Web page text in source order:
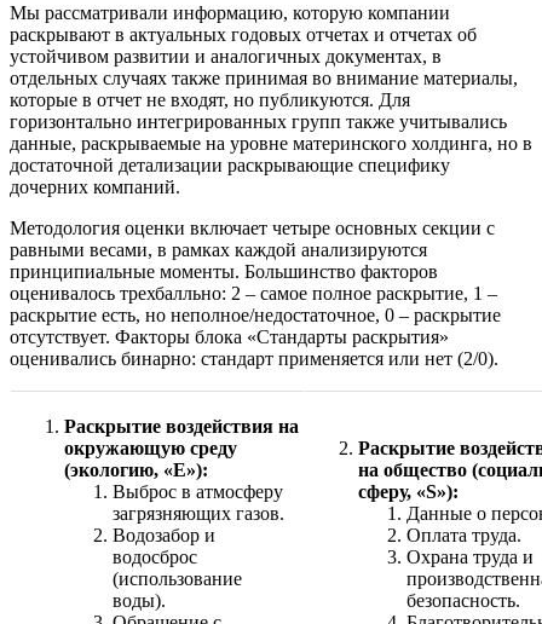
Мы рассматривали информацию, которую компании
раскрывают в актуальных годовых отчетах и отчетах об
устойчивом развитии и аналогичных документах, в
отдельных случаях также принимая во внимание материалы,
которые в отчет не входят, но публикуются. Для
горизонтально интегрированных групп также учитывались
данные, раскрываемые на уровне материнского холдинга, но в
достаточной детализации раскрывающие специфику
дочерних компаний.
Методология оценки включает четыре основных секции с
равными весами, в рамках каждой анализируются
принципиальные моменты. Большинство факторов
оценивалось трехбалльно: 2 – самое полное раскрытие, 1 –
раскрытие есть, но неполное/недостаточное, 0 – раскрытие
отсутствует. Факторы блока «Стандарты раскрытия»
оценивались бинарно: стандарт применяется или нет (2/0).
Раскрытие воздействия на
окружающую среду
(экологию, «Е»):
Выброс в атмосферу
загрязняющих газов.
Водозабор и
водосброс
(использование
воды).
Раскрытие
на общество
сферу, «S»):
Данные о
Оплата труда.
Охрана труда и
безопасность.